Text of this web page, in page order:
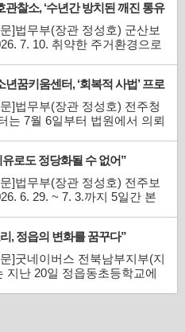
이웃 가게는 지역 내 소상공인
눔에 동참해 정기적인 후원
형 사회공헌 프로그램이다.
기 아...
관찰소, ‘수년간 방치된 깨진 통유
층 안전한 보금자리 선물
]법무부(장관 정성호) 군산보
7. 10. 취약한 주거환경으로
혔다.이번 지원 대상은 금년
정고시에 합격한 소년보호관
기초생활 수급자인 부와 장
함께 ...
꿈키움센터, ‘회복적 사법’ 프로
]법무부(장관 정성호) 전주청
는 7월 6일부터 법원에서 의뢰
램의 주요 가치는 임파워먼
, 감정적·사회적 치유를 포함
극적인 목표는 청소년들이 공
로도 정당화될 수 없어”
]법무부(장관 정성호) 전주보
6. 29. ~ 7. 3.까지 5일간 본
강명령을 부과받은 대상자 12
치료 수강명령 프로그램을
가정폭력치료 수강명령 집행
번째 집행한 것...
, 정읍의 변화를 꿈꾸다”
]굿네이버스 전북남부지부(지
지난 20일 정읍동초등학교에